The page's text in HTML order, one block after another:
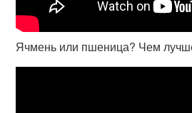
Ячмень или пшеница? Чем